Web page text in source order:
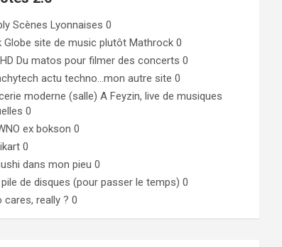
Scènes Lyonnaises 0
Globe site de music plutôt Mathrock 0
Du matos pour filmer des concerts 0
actu techno…mon autre site 0
moderne (salle) A Feyzin, live de musiques
0
ex bokson 0
0
dans mon pieu 0
pile de disques (pour passer le temps) 0
cares, really ? 0